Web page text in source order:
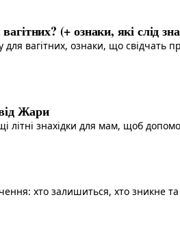
(+ ознаки, які слід
вагітних, ознаки, що свідчать
Жари
літні знахідки для мам, щоб
хто залишиться, хто зникне